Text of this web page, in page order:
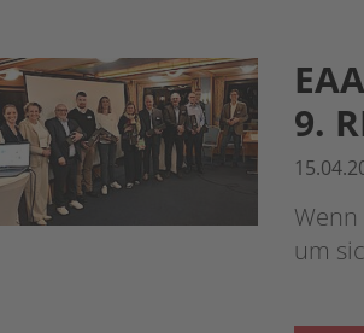
9.
um